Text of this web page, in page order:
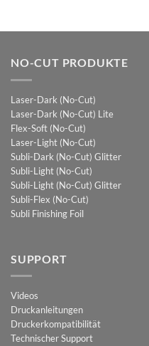
NO-CUT PRODUKTE
Laser-Dark (No-Cut)
Laser-Dark (No-Cut) Lite
Flex-Soft (No-Cut)
Laser-Light (No-Cut)
Subli-Dark (No-Cut) Glitter
Subli-Light (No-Cut)
Subli-Light (No-Cut) Glitter
Subli-Flex (No-Cut)
Subli Finishing Foil
SUPPORT
Videos
Druckanleitungen
Druckerkompatibilität
Technischer Support